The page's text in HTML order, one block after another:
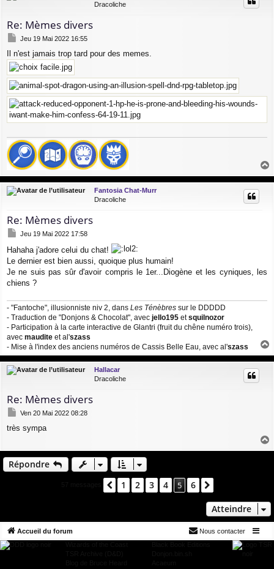
Dracoliche
Re: Mèmes divers
M
s
s
a
g
e
Jeu 19 Mai 2022 16:55
Il n'est jamais trop tard pour des memes.
u
Fantosia Chat-Murr
Dracoliche
Re: Mèmes divers
M
s
s
e
Jeu 19 Mai 2022 17:58
Hahaha j'adore celui du chat!
Le dernier est bien aussi, quoique plus humain!
Je ne suis pas sûr d'avoir compris le 1er...Diogène et les cyniques, les
chiens ?
- "Fantoche", illusionniste niv 2, dans Les Ténèbres sur le DDDDD
- Traduction de "Donjons & Chocolat", avec jello195 etsquilnozor
- Participation à la carte interactive de Glantri (fruit du chêne numéro trois),
avec maudite et al'szass
- Mise à l'index des anciens numéros de Cassis Belle Eau, avec al'szass
u
Hallacar
Dracoliche
Re: Mèmes divers
M
s
g
e
Ven 20 Mai 2022 08:28
très sympa
a
Répondre
Précédent
1 2 3 4 5 6
Atteindre
Accueil du forum
Nous contacter